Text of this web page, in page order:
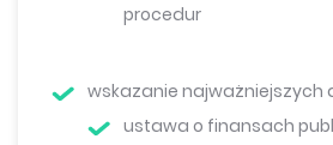
procedur
wskazanie najważniejszych
ustawa o finansach